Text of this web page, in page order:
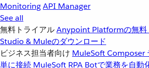
MonitoringAPI Manager
See all
無料トライアルAnypoint Platformの無料
Studio & Muleのダウンロード
ビジネス担当者向け MuleSoft Composer
単に接続 MuleSoft RPA Botで業務を自動